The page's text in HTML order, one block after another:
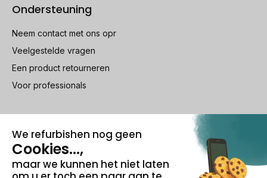
Ondersteuning
Neem contact met ons opr
Veelgestelde vragen
Een product retourneren
Voor professionals
100% beveiligde betaling